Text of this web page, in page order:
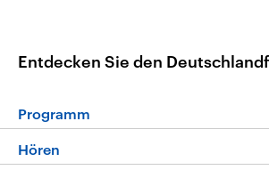
Entdecken Sie den
Programm
Hören